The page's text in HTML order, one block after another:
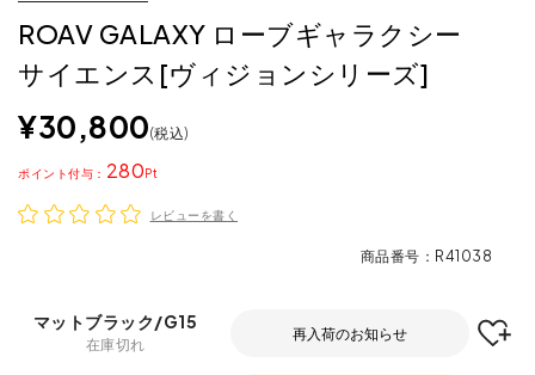
ROAV GALAXY ローブギャラクシー
サイエンス[ヴィジョンシリーズ]
¥30,800 税込
280
ポイント
レビューを書く
商品番号 R41038
マットブラック/G15
在庫切れ
再入荷のお知らせ